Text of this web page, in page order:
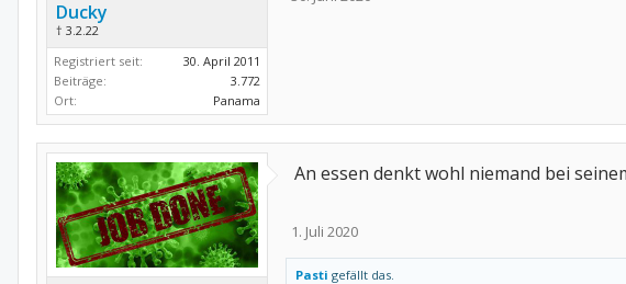
Ducky
† 3.2.22
Registriert seit:
30. April 2011
Beiträge:
3.772
Ort:
Panama
An essen denkt wohl niemand bei
1. Juli 2020
Pasti gefällt das.